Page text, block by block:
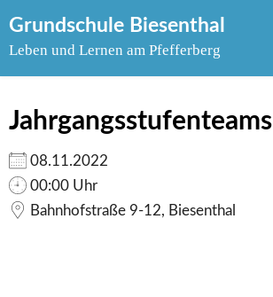
to
Grundschule Biesenthal
Leben und Lernen am Pfefferberg
Jahrgangsstufenteams
08.11.2022
00:00 Uhr
Bahnhofstraße 9-12, Biesenthal